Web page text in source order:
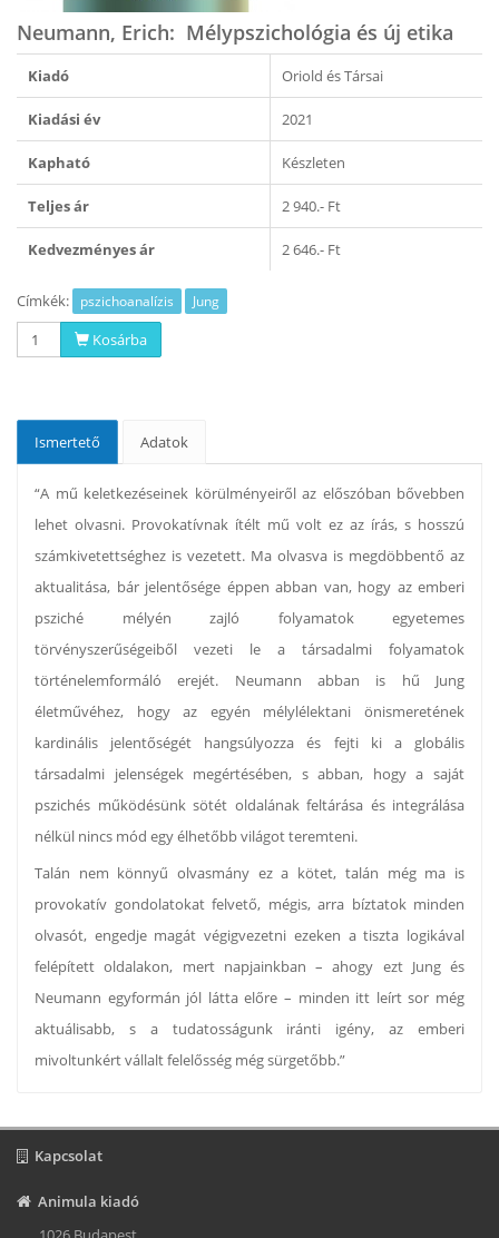
Neumann, Erich: Mélypszichológia és új etika
Kiadó Oriold és Társai
Kiadási év 2021
Kapható Készleten
Teljes ár 2 940.- Ft
Kedvezményes ár 2 646.- Ft
Címkék: pszichoanalízis Jung
Kosárba
Ismertető Adatok
“A mű keletkezéseinek körülményeiről az előszóban bővebben
lehet olvasni. Provokatívnak ítélt mű volt ez az írás, s hosszú
számkivetettséghez is vezetett. Ma olvasva is megdöbbentő az
aktualitása, bár jelentősége éppen abban van, hogy az emberi
psziché mélyén zajló folyamatok egyetemes
törvényszerűségeiből vezeti le a társadalmi folyamatok
történelemformáló erejét. Neumann abban is hű Jung
életművéhez, hogy az egyén mélylélektani önismeretének
kardinális jelentőségét hangsúlyozza és fejti ki a globális
társadalmi jelenségek megértésében, s abban, hogy a saját
pszichés működésünk sötét oldalának feltárása és integrálása
nélkül nincs mód egy élhetőbb világot teremteni.
Talán nem könnyű olvasmány ez a kötet, talán még ma is
provokatív gondolatokat felvető, mégis, arra bíztatok minden
olvasót, engedje magát végigvezetni ezeken a tiszta logikával
felépített oldalakon, mert napjainkban – ahogy ezt Jung és
Neumann egyformán jól látta előre – minden itt leírt sor még
aktuálisabb, s a tudatosságunk iránti igény, az emberi
mivoltunkért vállalt felelősség még sürgetőbb.”
Kapcsolat
Animula kiadó